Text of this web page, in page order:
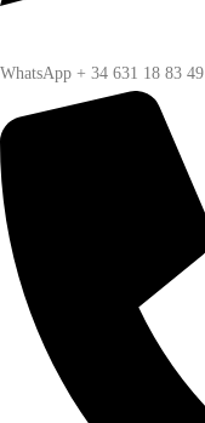
WhatsApp + 34 631 18 83 49